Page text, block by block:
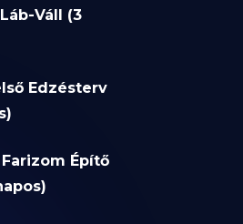
Váll (3
Edzésterv
Építő